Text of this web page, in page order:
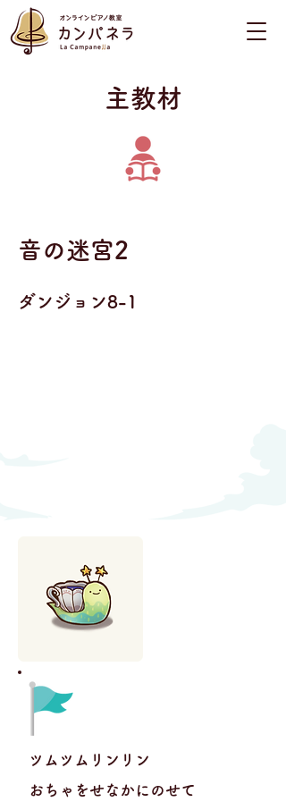
​主教材
音の迷宮2
ダンジョン8-1
ツムツムリンリン
おちゃをせなかにのせて